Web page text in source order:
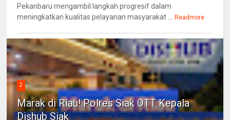
Pekanbaru mengambil langkah progresif dalam
meningkatkan kualitas pelayanan masyarakat ...
Readmore
2
Marak di Riau! Polres Siak OTT Kepala
Dishub Siak